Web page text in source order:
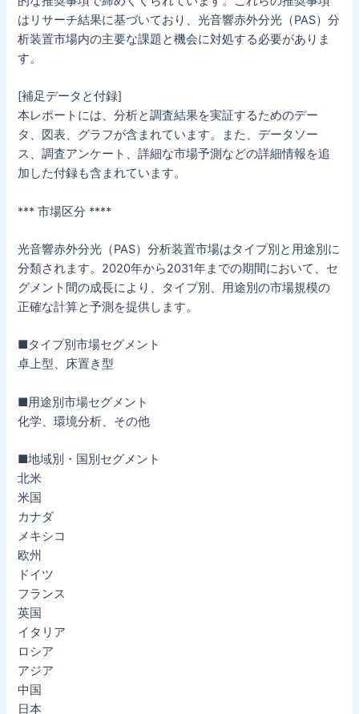
はリサーチ結果に基づいており、光音響赤外分光（PAS）分
析装置市場内の主要な課題と機会に対処する必要がありま
す。
[補足データと付録]
本レポートには、分析と調査結果を実証するためのデー
タ、図表、グラフが含まれています。また、データソー
ス、調査アンケート、詳細な市場予測などの詳細情報を追
加した付録も含まれています。
*** 市場区分 ****
光音響赤外分光（PAS）分析装置市場はタイプ別と用途別に
分類されます。2020年から2031年までの期間において、セ
グメント間の成長により、タイプ別、用途別の市場規模の
正確な計算と予測を提供します。
■タイプ別市場セグメント
卓上型、床置き型
■用途別市場セグメント
化学、環境分析、その他
■地域別・国別セグメント
北米
米国
カナダ
メキシコ
欧州
ドイツ
フランス
英国
イタリア
ロシア
アジア
中国
日本